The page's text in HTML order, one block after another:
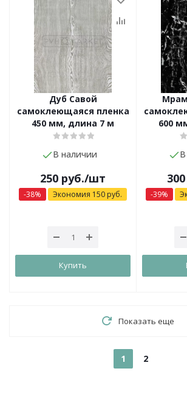
Дуб Савой
самоклеющаяся пленка
450 мм, длина 7 м
В наличии
250 руб./шт
-38% Экономия 150 руб.
Купить
600
300
-39%
Показать еще
1 2